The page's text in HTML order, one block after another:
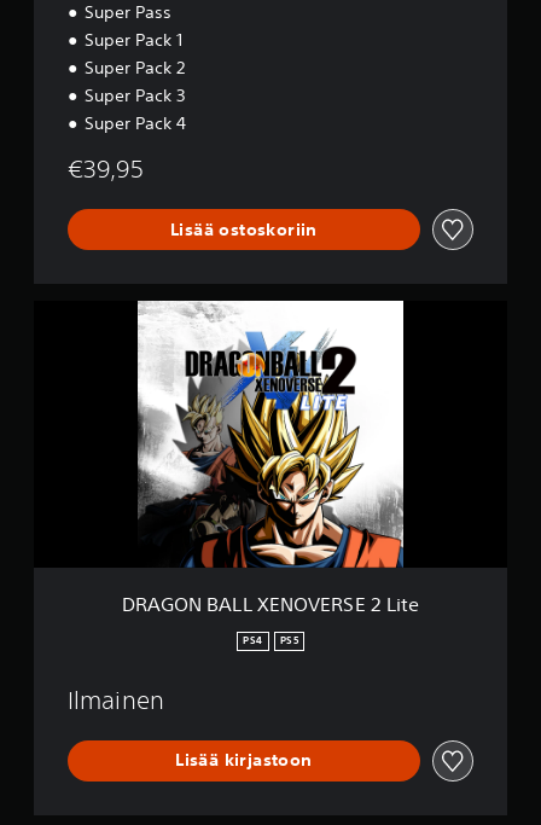
Super Pass
Super Pack 1
Super Pack 2
Super Pack 3
Super Pack 4
€39,95
Lisää ostoskoriin
N
e
DRAGON BALL XENOVERSE 2 Lite
PS4 PS5
Ilmainen
Lisää kirjastoon